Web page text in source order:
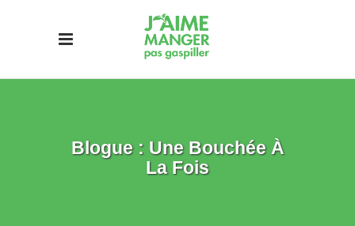
Blogue : Une Bouchée À
La Fois